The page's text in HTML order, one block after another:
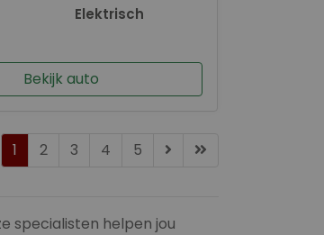
Elektrisch
Bekijk auto
1 2 3 4 5
specialisten helpen jou